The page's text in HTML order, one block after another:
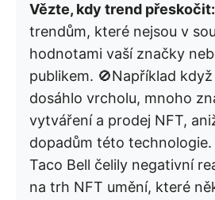
Vězte, kdy trend přeskočit:
trendům, které nejsou v
hodnotami vaší značky
publikem. 🚫Například když
dosáhlo vrcholu, mnoho
vytváření a prodej NFT,
dopadům této technologie.
Taco Bell čelily negativní
na trh NFT umění, které